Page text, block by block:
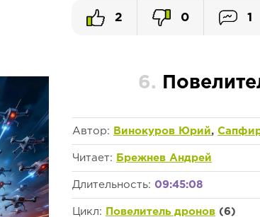
2 0 1
6.
Автор: Винокуров Юрий,
Читает: Брежнев Андрей
Длительность: 09:45:08
Цикл: Повелитель дронов (6)